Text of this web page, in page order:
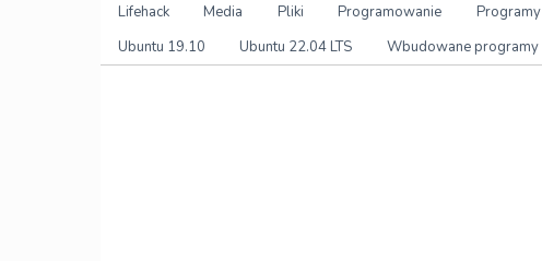
Lifehack
Media Pliki Programowanie Programy
Ubuntu 19.10
Ubuntu 22.04 LTS Wbudowane programy